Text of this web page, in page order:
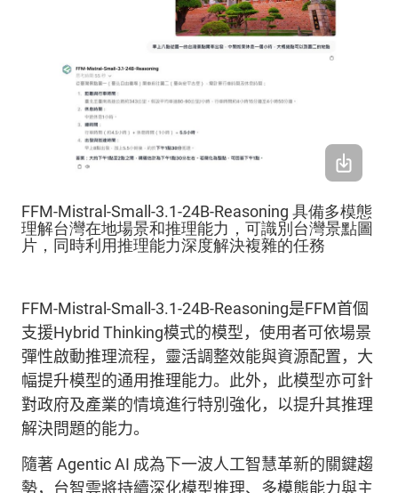
FFM-Mistral-Small-3.1-24B-Reasoning 具備多模態
理解台灣在地場景和推理能力，可識別台灣景點圖
片，同時利用推理能力深度解決複雜的任務
FFM-Mistral-Small-3.1-24B-Reasoning是FFM首個
支援Hybrid Thinking模式的模型，使用者可依場景
彈性啟動推理流程，靈活調整效能與資源配置，大
幅提升模型的通用推理能力。此外，此模型亦可針
對政府及產業的情境進行特別強化，以提升其推理
解決問題的能力。
隨著 Agentic AI 成為下一波人工智慧革新的關鍵趨
勢，台智雲將持續深化模型推理、多模態能力與主